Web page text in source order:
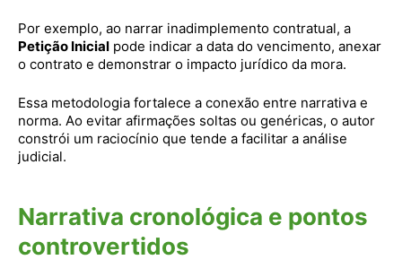
Por exemplo, ao narrar inadimplemento contratual, a
Petição Inicial pode indicar a data do vencimento, anexar
o contrato e demonstrar o impacto jurídico da mora.
Essa metodologia fortalece a conexão entre narrativa e
norma. Ao evitar afirmações soltas ou genéricas, o autor
constrói um raciocínio que tende a facilitar a análise
judicial.
Narrativa cronológica e pontos
controvertidos